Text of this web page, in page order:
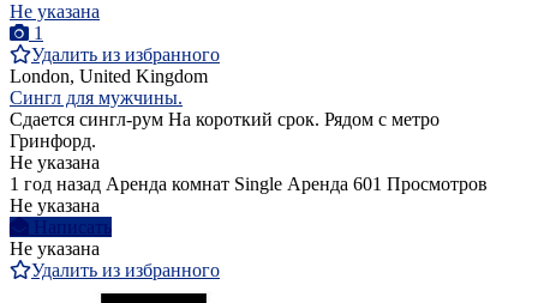
Не указана
1
Удалить из избранного
London, United Kingdom
Сингл для мужчины.
Сдается сингл-рум На короткий срок. Рядом с метро
Гринфорд.
Не указана
1 год назад Аренда комнат Single Аренда 601 Просмотров
Не указана
Написать
Не указана
Удалить из избранного